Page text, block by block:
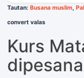
Tautan: Busana muslim,
convert valas
Kurs